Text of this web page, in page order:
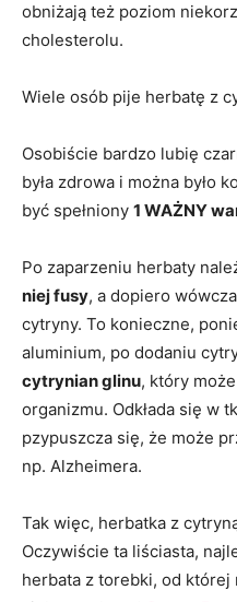
obniżają też poziom
cholesterolu.
Wiele osób pije herbatę z
Osobiście bardzo lubię
była zdrowa i można było
być spełniony 1 WAŻNY
Po zaparzeniu herbaty
niej fusy, a dopiero
cytryny. To konieczne,
aluminium, po dodaniu
cytrynian glinu, który
organizmu. Odkłada się w
pzypuszcza się, że może
np. Alzheimera.
Tak więc, herbatka z
Oczywiście ta liściasta,
herbata z torebki, od